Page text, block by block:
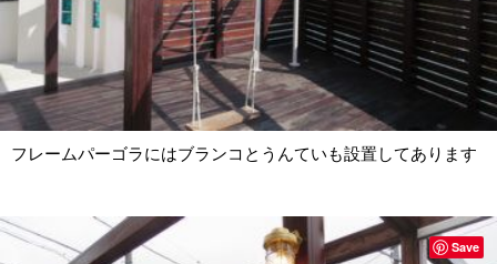
フレームパーゴラにはブランコとうんていも設置してあります
Save